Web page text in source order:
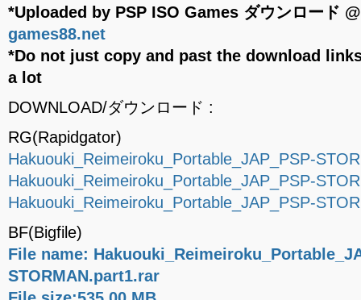
*Uploaded by PSP ISO Games ダウンロード
games88.net
*Do not just copy and past the download
a lot
DOWNLOAD/ダウンロード :
RG(Rapidgator)
Hakuouki_Reimeiroku_Portable_JAP_PSP-
Hakuouki_Reimeiroku_Portable_JAP_PSP-
Hakuouki_Reimeiroku_Portable_JAP_PSP-
BF(Bigfile)
File name:
STORMAN.part1.rar